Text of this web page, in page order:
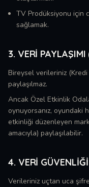
TV Prodüksiyonu için
sağlamak.
3. VERI
Bireysel verileriniz
paylaşılmaz.
Ancak Özel Etkinlik
oynuyorsanız, oyundaki
etkinliği düzenleyen
amacıyla) paylaşılabilir.
4. VERI GÜVENLIĞI
Verileriniz uçtan uca